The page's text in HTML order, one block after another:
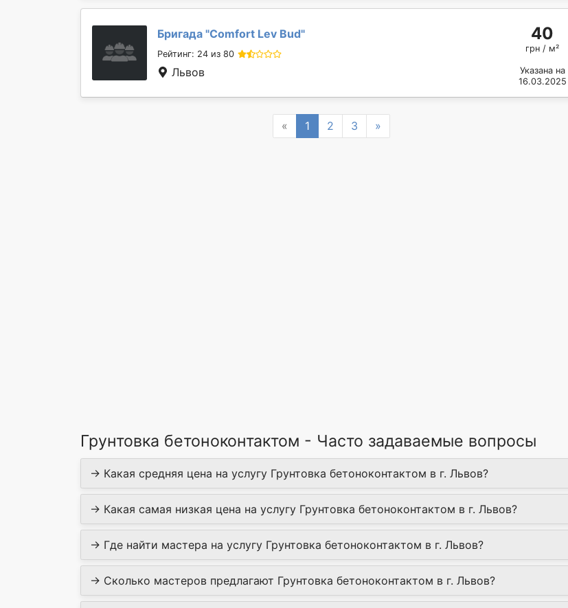
Бригада "Comfort Lev Bud"
Рейтинг: 24 из 80
Львов
40
грн / м²
Указана на
16.03.2025
« Previous
1 2 3 »Next
Грунтовка бетоноконтактом - Часто задаваемые вопросы
→ Какая средняя цена на услугу Грунтовка бетоноконтактом в г. Львов?
→ Какая самая низкая цена на услугу Грунтовка бетоноконтактом в г. Львов?
→ Где найти мастера на услугу Грунтовка бетоноконтактом в г. Львов?
→ Сколько мастеров предлагают Грунтовка бетоноконтактом в г. Львов?